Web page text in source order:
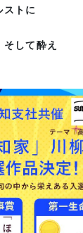
む カル
寄れ そし